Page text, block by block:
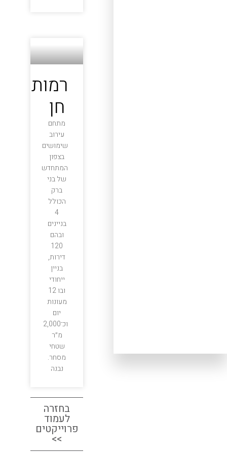
רמות
חן
מתחם
עירוב
שימושים
בצפון
המתחדש
של בני
ברק
הכולל
בניינים
ובהם
120
דירות,
בניין
ייחודי
ובו 12
מעונות
וכ־2,000
שטחי
מסחר.
נבנה
בחזרה
לעמוד
פרוייקטים